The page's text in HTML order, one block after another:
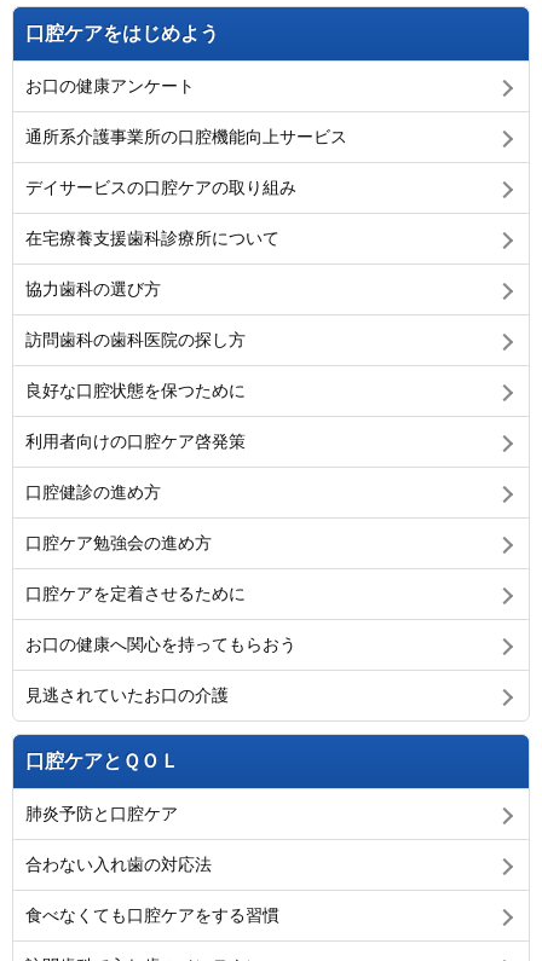
口腔ケアをはじめよう
お口の健康アンケート
通所系介護事業所の口腔機能向上サービス
デイサービスの口腔ケアの取り組み
在宅療養支援歯科診療所について
協力歯科の選び方
訪問歯科の歯科医院の探し方
良好な口腔状態を保つために
利用者向けの口腔ケア啓発策
口腔健診の進め方
口腔ケア勉強会の進め方
口腔ケアを定着させるために
お口の健康へ関心を持ってもらおう
見逃されていたお口の介護
口腔ケアとＱＯＬ
肺炎予防と口腔ケア
合わない入れ歯の対応法
食べなくても口腔ケアをする習慣